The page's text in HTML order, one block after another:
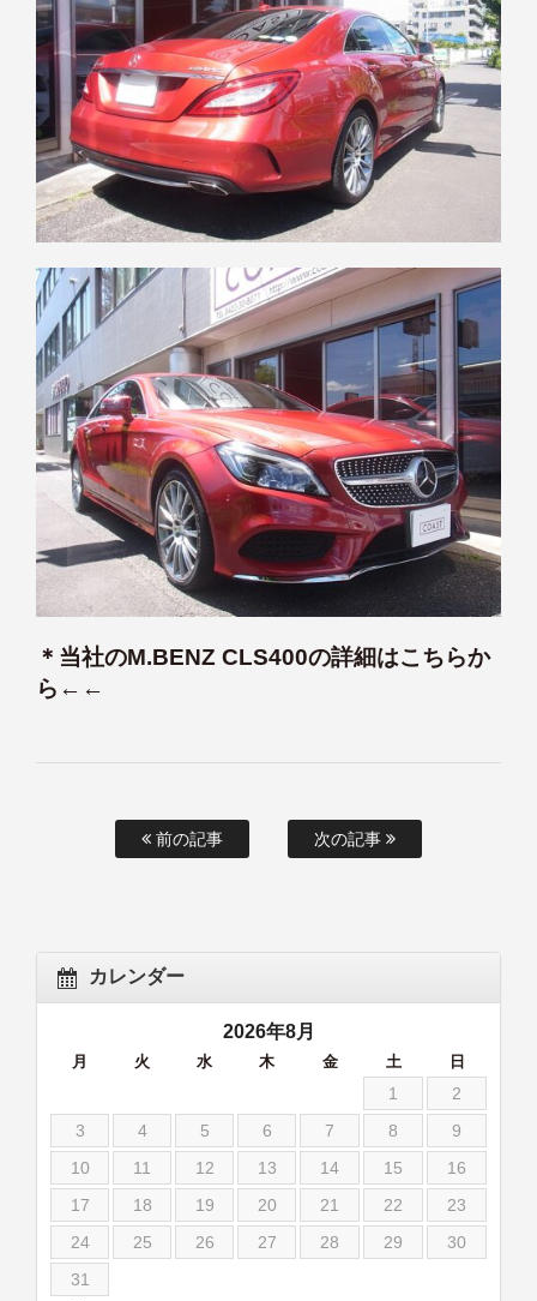
＊当社のM.BENZ CLS400の詳細はこちらか
ら←←
前の記事 次の記事
カレンダー
2026年8月
月 火 水 木 金 土 日
1
2
3
4 5 6 7 8
9
10
11 12 13 14 15
16
17
18 19 20 21 22
23
24
25 26 27 28 29
30
31